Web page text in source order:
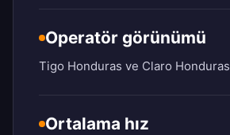
Operatör görünümü
Tigo Honduras ve Claro Honduras
Ortalama hız